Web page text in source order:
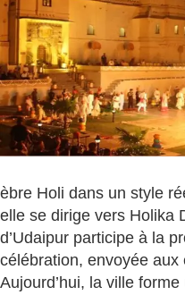
èbre Holi dans un style
elle se dirige vers Holika
d’Udaipur participe à la
célébration, envoyée
Aujourd’hui, la ville